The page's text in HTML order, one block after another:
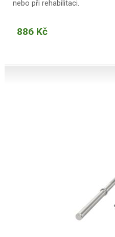
nebo při rehabilitaci.
886 Kč